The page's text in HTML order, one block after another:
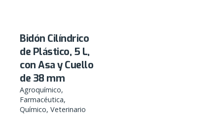
Bidón Cilíndrico
de Plástico, 5 L,
con Asa y Cuello
de 38 mm
Agroquímico
Farmacéutica
Químico Veterinario